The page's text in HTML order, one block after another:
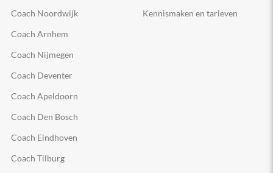
Coach Noordwijk
Coach Arnhem
Coach Nijmegen
Coach Deventer
Coach Apeldoorn
Coach Den Bosch
Coach Eindhoven
Coach Tilburg
Kennismaken en tarieven